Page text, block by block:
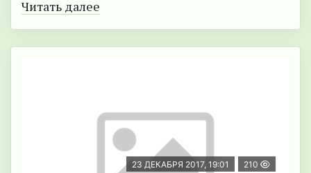
Читать далее
23 ДЕКАБРЯ 2017, 19:01 210